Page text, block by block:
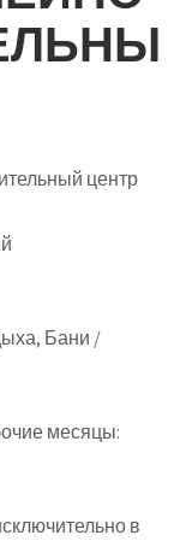
центр
Бани /
месяцы:
в